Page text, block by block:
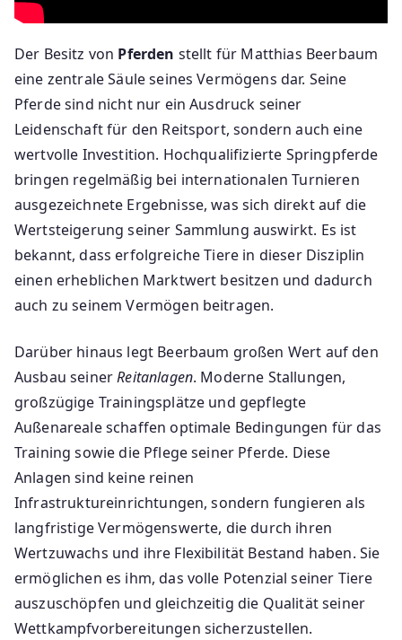
Der Besitz von Pferden stellt für Matthias Beerbaum
eine zentrale Säule seines Vermögens dar. Seine
Pferde sind nicht nur ein Ausdruck seiner
Leidenschaft für den Reitsport, sondern auch eine
wertvolle Investition. Hochqualifizierte Springpferde
bringen regelmäßig bei internationalen Turnieren
ausgezeichnete Ergebnisse, was sich direkt auf die
Wertsteigerung seiner Sammlung auswirkt. Es ist
bekannt, dass erfolgreiche Tiere in dieser Disziplin
einen erheblichen Marktwert besitzen und dadurch
auch zu seinem Vermögen beitragen.
Darüber hinaus legt Beerbaum großen Wert auf den
Ausbau seinerReitanlagen. Moderne Stallungen,
großzügige Trainingsplätze und gepflegte
Außenareale schaffen optimale Bedingungen für das
Training sowie die Pflege seiner Pferde. Diese
Anlagen sind keine reinen
Infrastruktureinrichtungen, sondern fungieren als
langfristige Vermögenswerte, die durch ihren
Wertzuwachs und ihre Flexibilität Bestand haben. Sie
ermöglichen es ihm, das volle Potenzial seiner Tiere
auszuschöpfen und gleichzeitig die Qualität seiner
Wettkampfvorbereitungen sicherzustellen.